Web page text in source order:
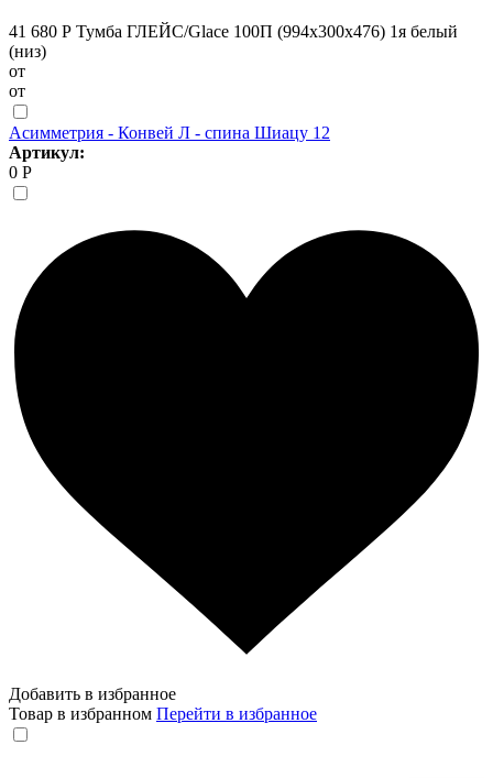
41 680 Р Тумба ГЛЕЙС/Glace 100П (994х300х476) 1я белый
(низ)
от
от
Асимметрия - Конвей Л - спина Шиацу 12
Артикул:
0 Р
Добавить в избранное
Товар в избранном Перейти в избранное